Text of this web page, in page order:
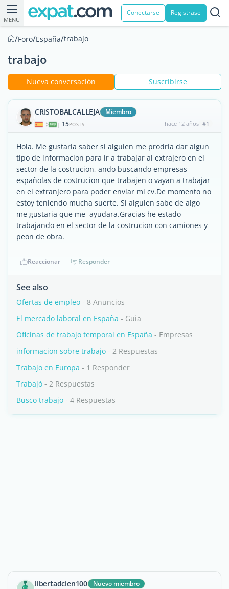
MENU
Conectarse Registrase
/Foro/España/trabajo
trabajo
Nueva conversación Suscribirse
CRISTOBALCALLEJA Miembro
| 15POSTS hace 12 años #1
Hola. Me gustaria saber si alguien me prodria dar algun
tipo de informacion para ir a trabajar al extrajero en el
sector de la costrucion, ando buscando empresas
españolas de costrucion que trabajen o vayan a trabajar
en el extranjero para poder enviar mi cv.De momento no
estoy teniendo mucha suerte. Si alguien sabe de algo
me gustaria que me ayudara.Gracias he estado
trabajando en el sector de la costrucion con camiones y
peon de obra.
Reaccionar Responder
See also
Ofertas de empleo - 8 Anuncios
El mercado laboral en España - Guia
Oficinas de trabajo temporal en España - Empresas
informacion sobre trabajo - 2 Respuestas
Trabajo en Europa - 1 Responder
Trabajó - 2 Respuestas
Busco trabajo - 4 Respuestas
libertadcien100 Nuevo miembro